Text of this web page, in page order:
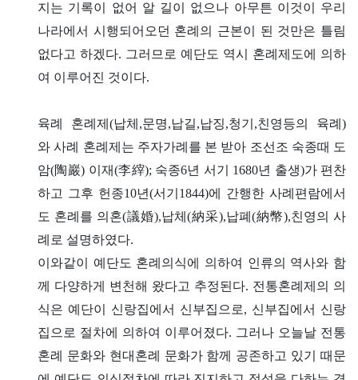
지는 기록이 없어 알 길이 없으나 아무튼 이것이 우리
나라에서 시행되어오던 혼례의 근본이 된 것만은 틀림
없다고 하겠다. 그러므로 예단도 역시 혼례제도에 의하
여 이루어진 것이다.
육례 혼례제(납체,문명,납길,납징,청기,친영등의 육례)
와 사례 혼례제는 주자가례를 본 받아 조선조 숙종때 도
암(陶巖) 이재(李縡); 숙종6년 서기 1680년 출생)가 편찬
하고 그후 헌종10년(서기1844)에 간행한 사례편람에서
도 혼례를 의혼(議婚),납체(納采),납폐(納幣),친영의 사
례로 설명하였다.
이와같이 예단도 혼례의식에 의하여 인류의 역사와 함
께 다양하게 변천해 왔다고 추정된다. 전통혼례제의 의
식은 예단이 신랑집에서 신부집으로, 신부집에서 신랑
집으로 절차에 의하여 이루어졌다. 그러나 오늘날 전통
혼례 문화와 현대혼례 문화가 함께 공존하고 있기 때문